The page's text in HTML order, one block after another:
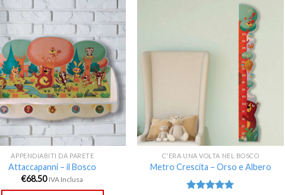
Aggiungi
alla lista
dei
desideri
APPENDIABITI DA PARETE
Attaccapanni – il Bosco
€68.50 IVA Inclusa
Aggiungi
alla lista
desideri
C'ERA UNA VOLTA NEL BOSCO
Metro Crescita – Orso e Albero